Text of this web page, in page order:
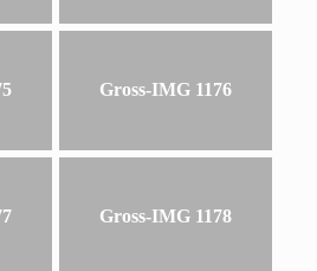
Gross-IMG 1176
Gross-IMG 1178